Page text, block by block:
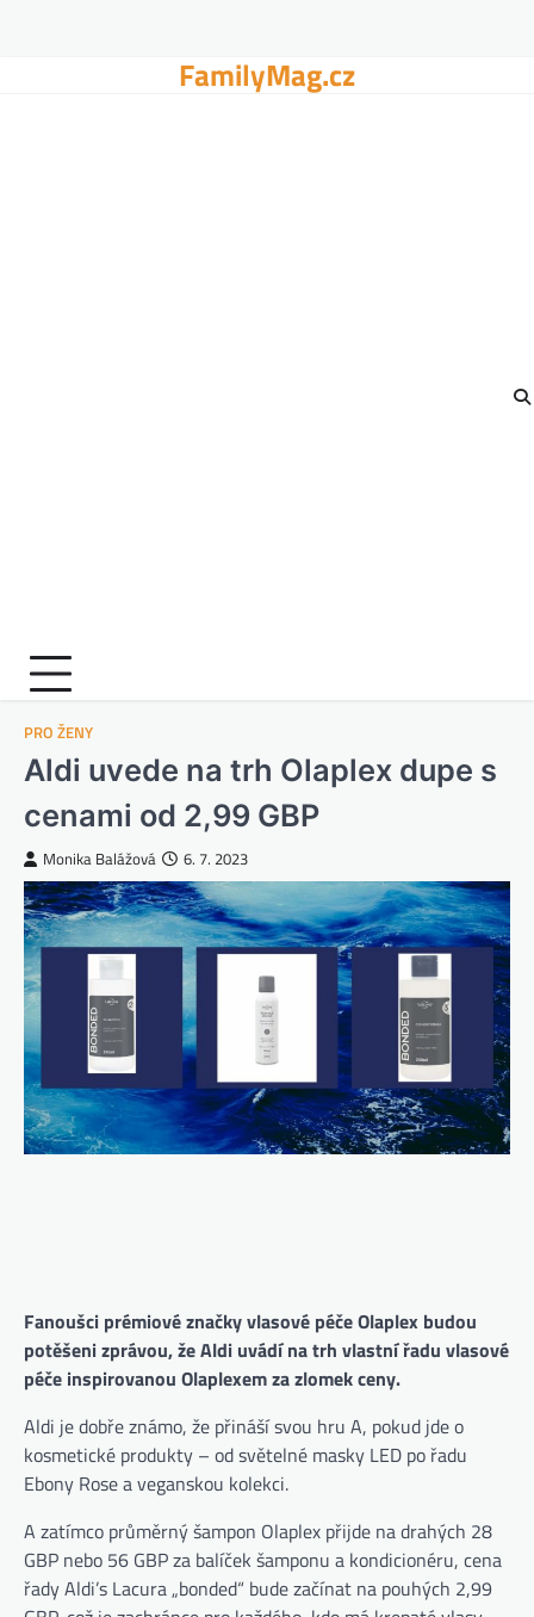
FamilyMag.cz
PRO ŽENY
Aldi uvede na trh Olaplex dupe s
cenami od 2,99 GBP
Monika Balážová 6. 7. 2023
Fanoušci prémiové značky vlasové péče Olaplex budou
potěšeni zprávou, že Aldi uvádí na trh vlastní řadu vlasové
péče inspirovanou Olaplexem za zlomek ceny.
Aldi je dobře známo, že přináší svou hru A, pokud jde o
kosmetické produkty – od světelné masky LED po řadu
Ebony Rose a veganskou kolekci.
A zatímco průměrný šampon Olaplex přijde na drahých 28
GBP nebo 56 GBP za balíček šamponu a kondicionéru, cena
řady Aldi’s Lacura „bonded“ bude začínat na pouhých 2,99